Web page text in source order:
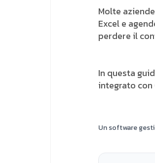
Molte
Excel e
perdere il
In questa
integrato con
Un software